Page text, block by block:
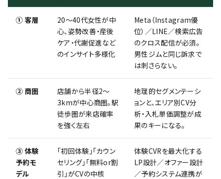
① 客層
20〜40代女性が中
心、姿勢改善・産後
ケア・代謝促進など
のインサイト多様化
Meta（Instagram優
位）／LINE／検索広告
のクロス配信が必須。
男性ジムと同じ訴求で
は刺さらない。
② 商圏
店舗から半径2〜
3kmが中心商圏。駅
徒歩圏が来店確率
を強く左右
地理的セグメンテーシ
ョンと、エリア別CV分
析・入札単価調整が成
果のキーになる。
③ 体験
予約モ
デル
「初回体験」「カウン
セリング」「無料or割
引」がCVの中核
体験CVRを最大化する
LP設計／オファー設計
／予約システム連携が